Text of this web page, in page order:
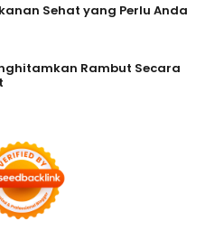
Sehat yang Perlu Anda
Rambut Secara